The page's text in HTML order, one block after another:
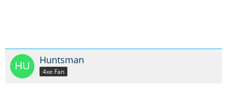
Huntsman
4xe Fan